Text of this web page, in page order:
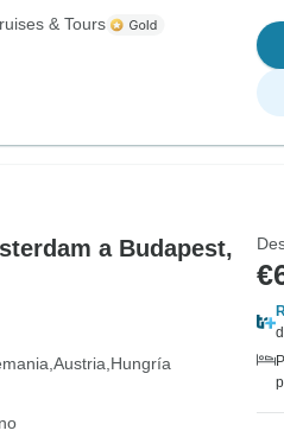
& Tours
a Budapest,
Austria Hungría